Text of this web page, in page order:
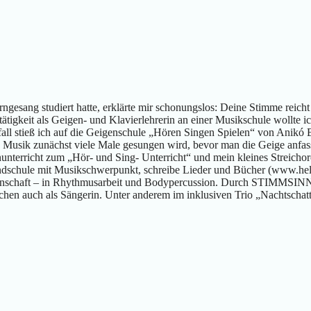
studiert hatte, erklärte mir schonungslos: Deine Stimme
als Geigen- und Klavierlehrerin an einer Musikschule wollte
stieß ich auf die Geigenschule „Hören Singen Spielen“ von Anikó
zunächst viele Male gesungen wird, bevor man die Geige
zum „Hör- und Sing- Unterricht“ und mein kleines
mit Musikschwerpunkt, schreibe Lieder und Bücher
– in Rhythmusarbeit und Bodypercussion. Durch
auch als Sängerin. Unter anderem im inklusiven Trio